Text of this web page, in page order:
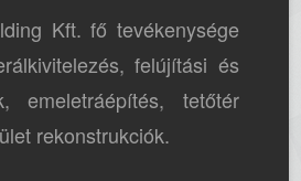
Kft. fő tevékenysége
felújítási és
emeletráépítés, tetőtér
rekonstrukciók.